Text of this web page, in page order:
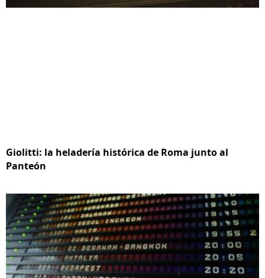
Giolitti: la heladería histórica de Roma junto al
Panteón